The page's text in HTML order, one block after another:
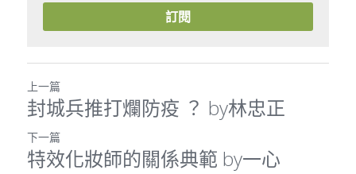
訂閱
上一篇
封城兵推打爛防疫 ？ by林忠正
下一篇
特效化妝師的關係典範 by一心